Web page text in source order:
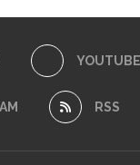
YOUTUBE
RSS